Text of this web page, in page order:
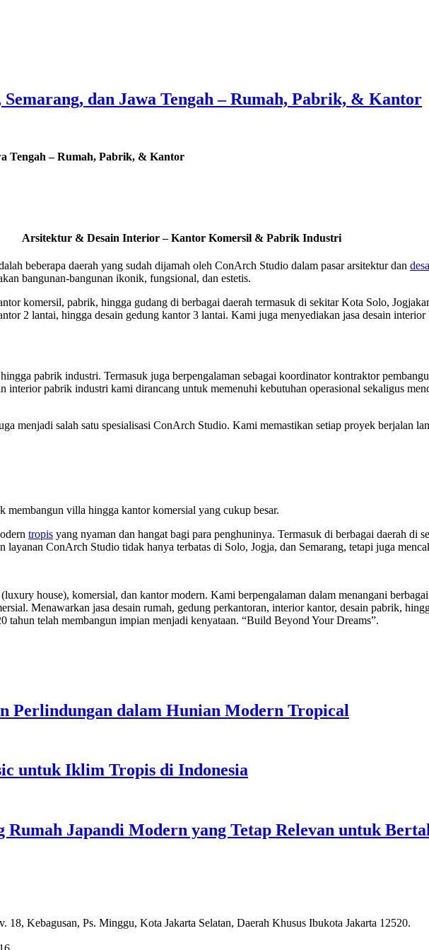
dan Jawa Tengah – Rumah, Pabrik, & Kantor
Tengah – Rumah, Pabrik, & Kantor
Arsitektur & Desain Interior –Kantor Komersil & Pabrik Industri
beberapa daerah yang sudah dijamah oleh ConArch Studio dalam pasar arsitektur dan
bangunan-bangunan ikonik, fungsional, dan estetis.
komersil, pabrik, hingga gudang di berbagai daerah termasuk di sekitar Kota Solo,
2 lantai, hingga desain gedung kantor 3 lantai. Kami juga menyediakan jasa desain
pabrik industri. Termasuk juga berpengalaman sebagai koordinator kontraktor
interior pabrik industri kami dirancang untuk memenuhi kebutuhan operasional sekaligus
menjadi salah satu spesialisasi ConArch Studio. Kami memastikan setiap proyek berjalan
villa hingga kantor komersial yang cukup besar.
tropis yang nyaman dan hangat bagi para penghuninya. Termasuk di berbagai daerah di
layanan ConArch Studio tidak hanya terbatas di Solo, Jogja, dan Semarang, tetapi juga
house), komersial, dan kantor modern. Kami berpengalaman dalam menangani
Menawarkan jasa desain rumah, gedung perkantoran, interior kantor, desain pabrik,
tahun telah membangun impian menjadi kenyataan. “Build Beyond Your Dreams”.
Perlindungan dalam Hunian Modern Tropical
untuk Iklim Tropis di Indonesia
Japandi Modern yang Tetap Relevan untuk
Kebagusan, Ps. Minggu, Kota Jakarta Selatan, Daerah Khusus Ibukota Jakarta 12520.